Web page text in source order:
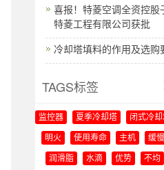
喜报！特菱空调全资控股
特菱工程有限公司获批
冷却塔填料的作用及选购
TAGS标签
监控器 夏季冷却塔 闭式冷
明火 使用寿命 主机 缓慢
润滑脂 水滴 优势 不均